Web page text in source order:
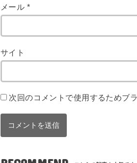
メール *
サイト
次回のコメントで使用するためブ